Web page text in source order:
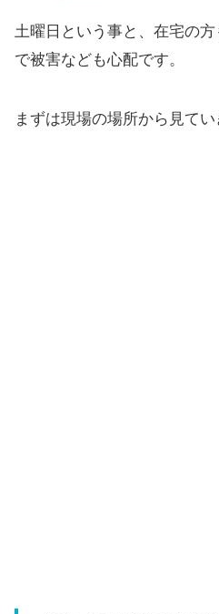
土曜日という事と、在宅の
で被害なども心配です。
まずは現場の場所から見てい